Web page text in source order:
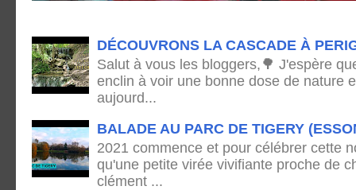
DÉCOUVRONS LA CASCADE À
Salut à vous les bloggers,🌳 J'espère
enclin à voir une bonne dose de nature
aujourd...
BALADE AU PARC DE TIGERY
2021 commence et pour célébrer cette
qu'une petite virée vivifiante proche de
clément ...